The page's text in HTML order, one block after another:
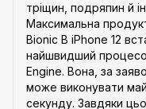
тріщин, подряпин й
Максимальна
Bionic В iPhone 12
найшвидший
Engine. Вона, за
може виконувати
секунду. Завдяки